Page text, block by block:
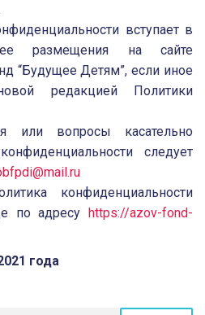
вступает в
размещения на сайте
“Будущее Детям”, если иное
редакцией Политики
или вопросы касательно
следует
конфиденциальности
по адресу https://azov-fond-
года